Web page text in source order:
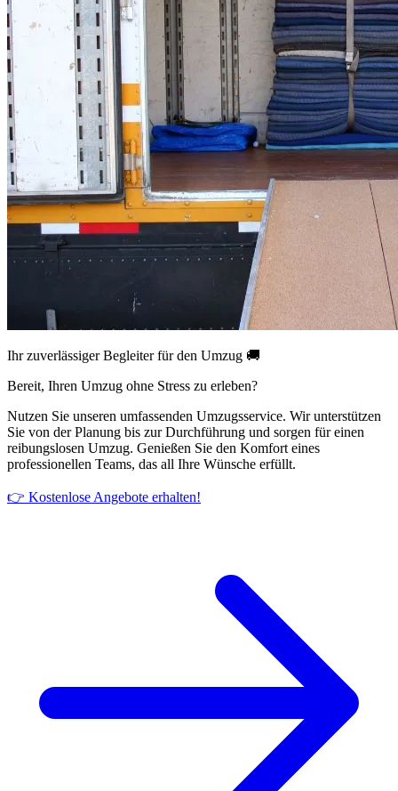
Ihr zuverlässiger Begleiter für den Umzug 🚚
Bereit, Ihren Umzug ohne Stress zu erleben?
Nutzen Sie unseren umfassenden Umzugsservice. Wir unterstützen
Sie von der Planung bis zur Durchführung und sorgen für einen
reibungslosen Umzug. Genießen Sie den Komfort eines
professionellen Teams, das all Ihre Wünsche erfüllt.
👉 Kostenlose Angebote erhalten!